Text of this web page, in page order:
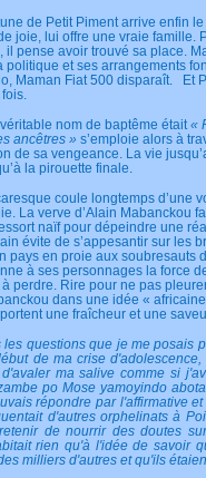
de Petit Piment arrive enfin
joie, lui offre une vraie famille.
il pense avoir trouvé sa place.
politique et ses arrangements
Maman Fiat 500 disparaît. Et
nom de baptême était «
ancêtres » s’emploie alors à
de sa vengeance. La vie
la pirouette finale.
coule longtemps d’une
La verve d’Alain Mabanckou
naïf pour dépeindre une
évite de s’appesantir sur les
pays en proie aux soubresauts
à ses personnages la force
à perdre. Rire pour ne pas
dans une idée «
une fraîcheur et une
les questions que je me posais
de ma crise
d'avaler ma salive comme si
po Mose yamoyindo
répondre par l'affirmative
d'autres orphelinats à
de nourrir des doutes
rien qu'à l'idée de savoir
milliers d'autres et qu'ils